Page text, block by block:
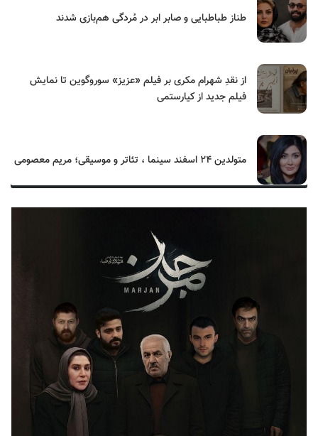
طناز طباطبایی و صابر ابر در مُردگی هم‌بازی شدند
از نقدِ شهرام مکری بر فیلم «عزیز» سوروگوین تا نمایش
فیلم جدید از کیارستمی
متولدین ۲۴ اسفند سینما ، تئاتر و موسیقی؛ مریم معصومی